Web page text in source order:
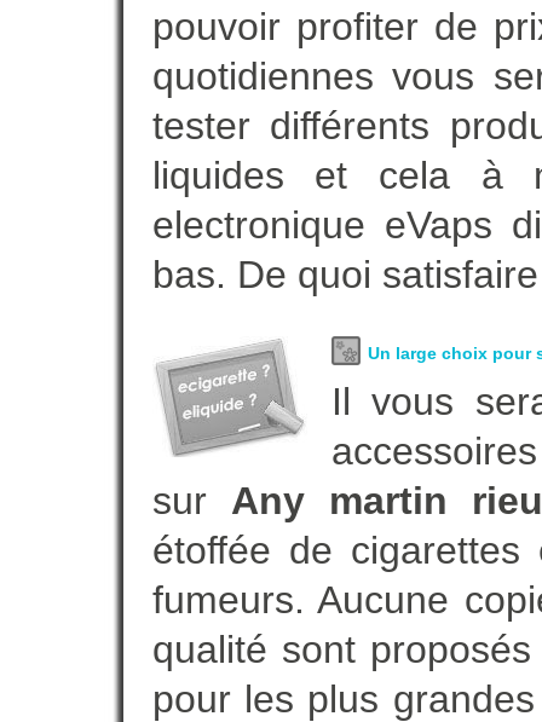
pouvoir profiter de
quotidiennes vous
tester différents
liquides et cela à
electronique eVaps
bas. De quoi
Un large choix pour
Il vous
sur Any martin
étoffée de
fumeurs. Aucune
qualité sont
pour les plus